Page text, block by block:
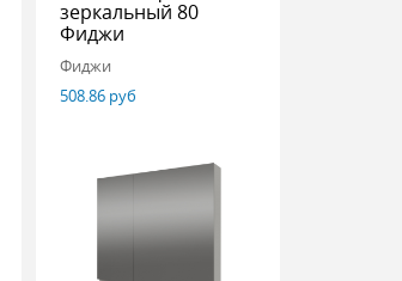
зеркальный 80
Фиджи
Фиджи
508.86 руб